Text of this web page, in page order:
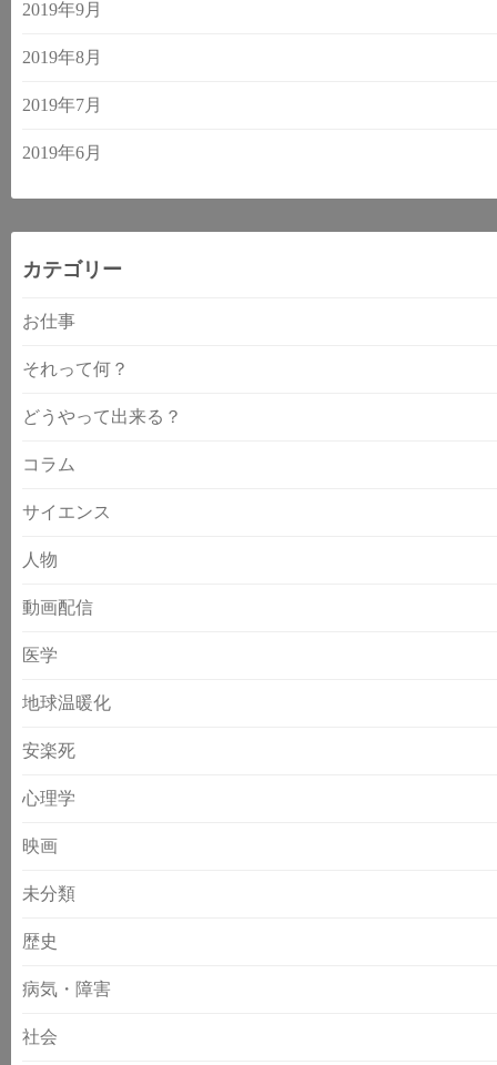
2019年9月
2019年8月
2019年7月
2019年6月
カテゴリー
お仕事
それって何？
どうやって出来る？
コラム
サイエンス
人物
動画配信
医学
地球温暖化
安楽死
心理学
映画
未分類
歴史
病気・障害
社会